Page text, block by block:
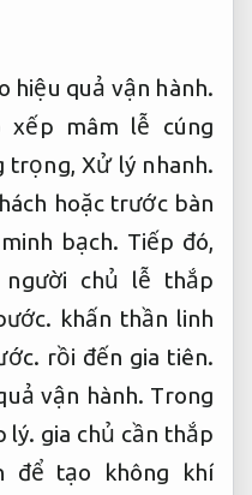
hiệu quả vận hành.
xếp mâm lễ cúng
trọng,Xử lý nhanh.
hoặc trước bàn
bạch. Tiếp đó,
người chủ lễ thắp
khấn thần linh
rồi đến gia tiên.
vận hành. Trong
lý. gia chủ cần thắp
để tạo không khí